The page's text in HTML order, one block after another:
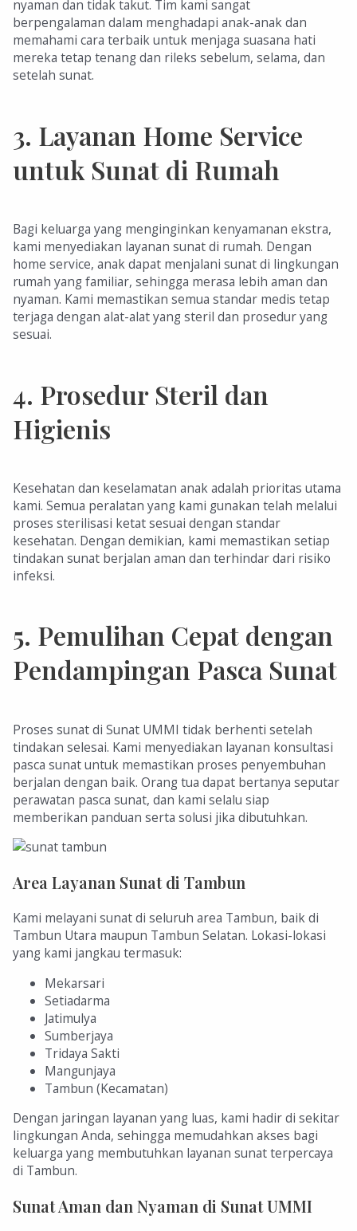
nyaman dan tidak takut. Tim kami sangat
berpengalaman dalam menghadapi anak-anak dan
memahami cara terbaik untuk menjaga suasana hati
mereka tetap tenang dan rileks sebelum, selama, dan
setelah sunat.
3. Layanan Home Service
untuk Sunat di Rumah
Bagi keluarga yang menginginkan kenyamanan ekstra,
kami menyediakan layanan sunat di rumah. Dengan
home service, anak dapat menjalani sunat di lingkungan
rumah yang familiar, sehingga merasa lebih aman dan
nyaman. Kami memastikan semua standar medis tetap
terjaga dengan alat-alat yang steril dan prosedur yang
sesuai.
4. Prosedur Steril dan
Higienis
Kesehatan dan keselamatan anak adalah prioritas utama
kami. Semua peralatan yang kami gunakan telah melalui
proses sterilisasi ketat sesuai dengan standar
kesehatan. Dengan demikian, kami memastikan setiap
tindakan sunat berjalan aman dan terhindar dari risiko
infeksi.
5. Pemulihan Cepat dengan
Pendampingan Pasca Sunat
Proses sunat di Sunat UMMI tidak berhenti setelah
tindakan selesai. Kami menyediakan layanan konsultasi
pasca sunat untuk memastikan proses penyembuhan
berjalan dengan baik. Orang tua dapat bertanya seputar
perawatan pasca sunat, dan kami selalu siap
memberikan panduan serta solusi jika dibutuhkan.
Area Layanan Sunat di Tambun
Kami melayani sunat di seluruh area Tambun, baik di
Tambun Utara maupun Tambun Selatan. Lokasi-lokasi
yang kami jangkau termasuk:
Mekarsari
Setiadarma
Jatimulya
Sumberjaya
Tridaya Sakti
Mangunjaya
Tambun (Kecamatan)
Dengan jaringan layanan yang luas, kami hadir di sekitar
lingkungan Anda, sehingga memudahkan akses bagi
keluarga yang membutuhkan layanan sunat terpercaya
di Tambun.
Sunat Aman dan Nyaman di Sunat UMMI